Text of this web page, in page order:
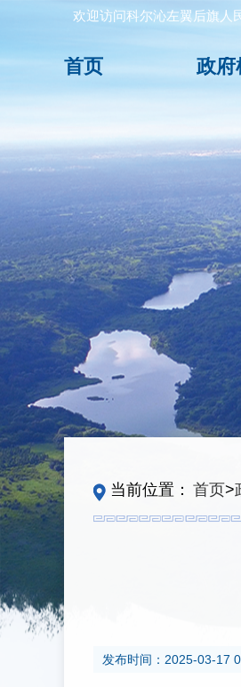
欢迎访问科尔沁左翼后旗人
首页 政府
当前位置： 首页>
发布时间： 2025-03-17